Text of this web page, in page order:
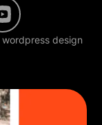
wordpress design